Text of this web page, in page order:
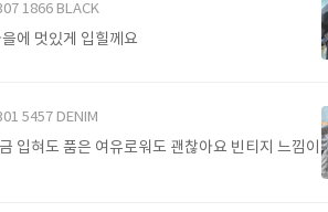
1866 BLACK
에 멋있게 입힐께요
5457 DENIM
입혀도 품은 여유로워도 괜찮아요 빈티지 느낌이